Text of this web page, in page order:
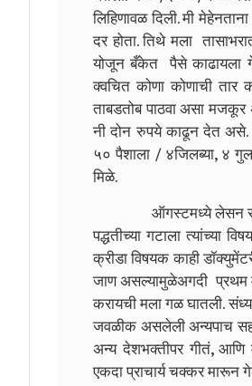
लिहिणावळ दिली. मी
दर होता. तिथे मला
योजून बँकेत पैसे काढायला
क्वचित कोणा कोणाची
ताबडतोब पाठवा असा
नी दोन रुपये काढून देत असे.
५० पैशाला / ४जिलब्या, ४
मिळे.
ऑगस्टमध्ये लेसन सुरू
पद्धतीच्या गटाला त्यांच्या
क्रीडा विषयक काही
जाण असल्यामुळेअगदी प्रथम
करायची मला गळ घातली.
जवळीक असलेली अन्यपाच सहा
अन्य देशभक्तीपर गीतं, आणि
एकदा प्राचार्य चक्कर